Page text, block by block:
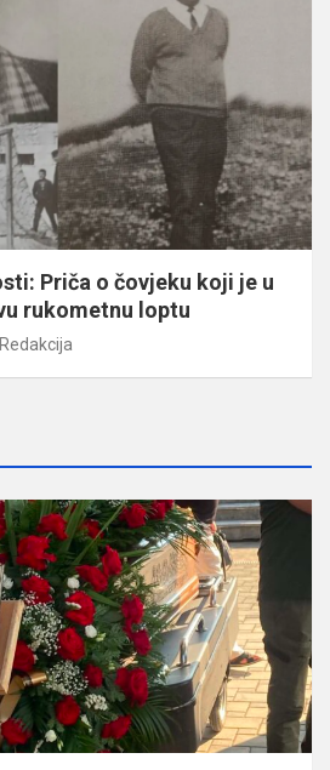
Priča o čovjeku koji je u
rukometnu loptu
Redakcija